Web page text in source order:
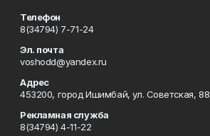
Телефон
8(34794) 7-71-24
Эл. почта
voshodd@yandex.ru
Адрес
453200, город Ишимбай, ул. Советская, 88
Рекламная служба
8(34794) 4-11-22